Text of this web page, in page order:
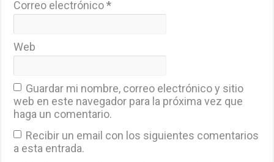
Correo electrónico*
Web
Guardar mi nombre, correo electrónico y sitio
web en este navegador para la próxima vez que
haga un comentario.
Recibir un email con los siguientes comentarios
a esta entrada.